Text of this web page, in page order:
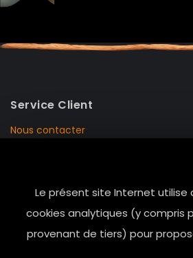
Le présent site Internet
cookies analytiques (y compris
provenant de tiers) pour
Service Client
Nous contacter
Conditions de vente